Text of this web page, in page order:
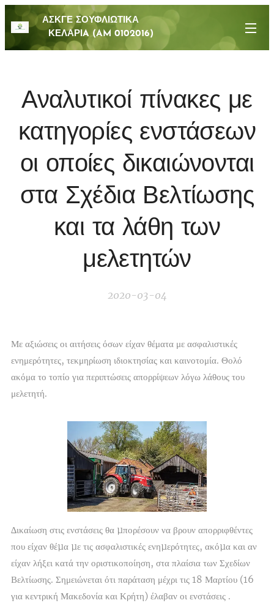
ΑΣΚΓΕ ΣΟΥΦΛΙΩΤΙΚΑ
ΚΕΛΑΡΙA (AM 0102016)
Αναλυτικοί πίνακες με
κατηγορίες ενστάσεων
οι οποίες δικαιώνονται
στα Σχέδια Βελτίωσης
και τα λάθη των
μελετητών
2020-03-04
Με αξιώσεις οι αιτήσεις όσων είχαν θέματα με ασφαλιστικές
ενημερότητες, τεκμηρίωση ιδιοκτησίας και καινοτομία. Θολό
ακόμα το τοπίο για περιπτώσεις απορρίψεων λόγω λάθους του
μελετητή.
∆ικαίωση στις ενστάσεις θα µπορέσουν να βρουν απορριφθέντες
που είχαν θέµα µε τις ασφαλιστικές ενηµερότητες, ακόµα και αν
είχαν λήξει κατά την οριστικοποίηση, στα πλαίσια των Σχεδίων
Βελτίωσης. Σημειώνεται ότι παράταση μέχρι τις 18 Μαρτίου (16
για κεντρική Μακεδονία και Κρήτη) έλαβαν οι ενστάσεις .